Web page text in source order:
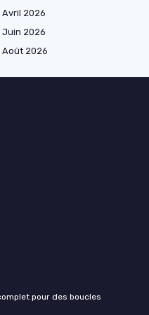
Avril 2026
Juin 2026
Août 2026
pour des boucles